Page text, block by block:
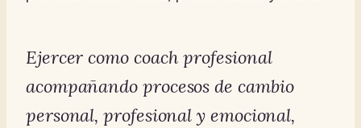
Ejercer como coach profesional
acompañando procesos de cambio
personal, profesional y emocional,